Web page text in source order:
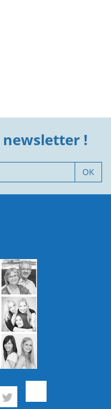
newsletter !
OK